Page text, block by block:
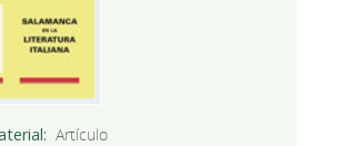
Artículo